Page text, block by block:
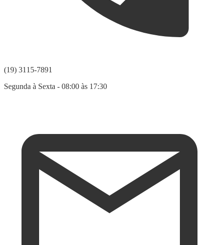
(19) 3115-7891
Segunda à Sexta - 08:00 às 17:30